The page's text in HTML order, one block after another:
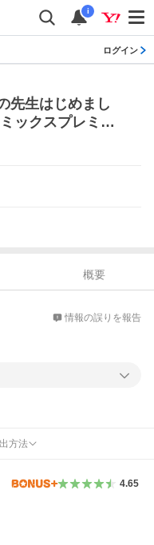
i
ログイン
生はじめまし
ックスプレミア
概要
情報の誤りを報告
方法
4.65